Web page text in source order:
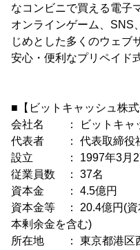
なコンビニで買える電子
オンラインゲーム、SNS
じめとした多くのウェブ
安心・便利なプリペイド
■【ビットキャッシュ株式
会社名 ： ビットキャ
代表者 ： 代表取締役
設立 ： 1997年3月
従業員数 ： 37名
資本金 ： 4.5億円
資本金等 ： 20.4億円(資
本剰余金を含む)
所在地 ： 東京都港区